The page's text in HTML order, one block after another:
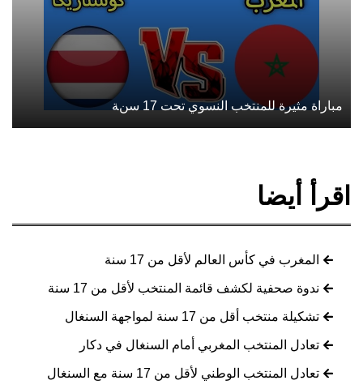
مباراة مثيرة للمنتخب النسوي تحت 17 سنة
اقرأ أيضا
المغرب في كأس العالم لأقل من 17 سنة
ندوة صحفية لكشف قائمة المنتخب لأقل من 17 سنة
تشكيلة منتخب أقل من 17 سنة لمواجهة السنغال
تعادل المنتخب المغربي أمام السنغال في دكار
تعادل المنتخب الوطني لأقل من 17 سنة مع السنغال